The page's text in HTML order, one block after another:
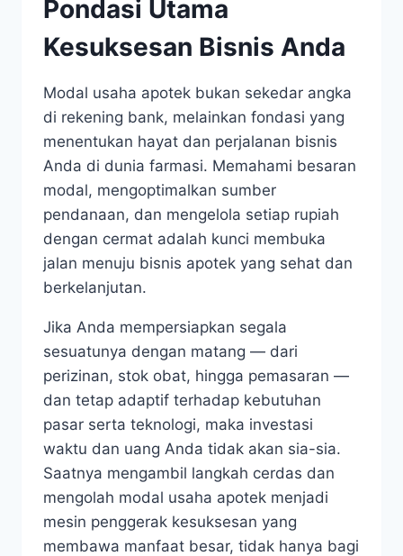
Pondasi Utama
Kesuksesan Bisnis Anda
Modal usaha apotek bukan sekedar angka
di rekening bank, melainkan fondasi yang
menentukan hayat dan perjalanan bisnis
Anda di dunia farmasi. Memahami besaran
modal, mengoptimalkan sumber
pendanaan, dan mengelola setiap rupiah
dengan cermat adalah kunci membuka
jalan menuju bisnis apotek yang sehat dan
berkelanjutan.
Jika Anda mempersiapkan segala
sesuatunya dengan matang — dari
perizinan, stok obat, hingga pemasaran —
dan tetap adaptif terhadap kebutuhan
pasar serta teknologi, maka investasi
waktu dan uang Anda tidak akan sia-sia.
Saatnya mengambil langkah cerdas dan
mengolah modal usaha apotek menjadi
mesin penggerak kesuksesan yang
membawa manfaat besar, tidak hanya bagi